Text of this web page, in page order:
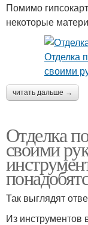
Помимо
некоторые
читать дальше →
Отделка
своими
Так выглядят
Из инструментов